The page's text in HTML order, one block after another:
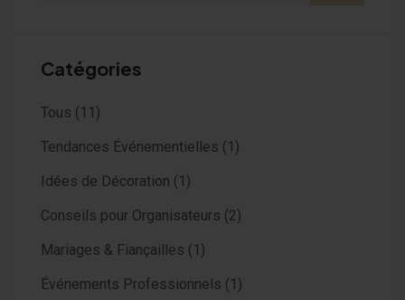
Catégories
Tous (11)
Tendances Événementielles (1)
Idées de Décoration (1)
Conseils pour Organisateurs (2)
Mariages & Fiançailles (1)
Événements Professionnels (1)